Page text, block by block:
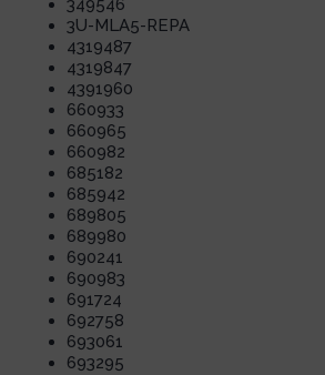
349546
3U-MLA5-REPA
4319487
4319847
4391960
660933
660965
660982
685182
685942
689805
689980
690241
690983
691724
692758
693061
693295